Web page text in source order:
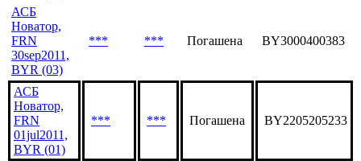
АСБ
Новатор,
FRN
30sep2011,
BYR (03)
*** *** Погашена BY3000400383
АСБ
Новатор,
FRN
01jul2011,
BYR (01)
*** *** Погашена BY2205205233